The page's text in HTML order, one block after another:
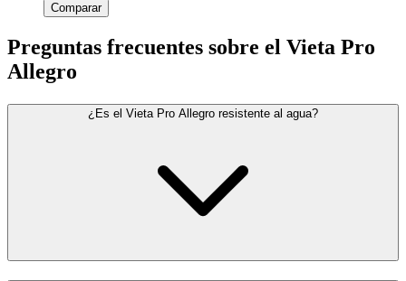
Comparar
Preguntas frecuentes sobre el Vieta Pro
Allegro
¿Es el Vieta Pro Allegro resistente al agua?